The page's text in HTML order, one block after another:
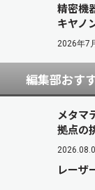
精密機
キヤノ
2026年7
編集部おす
メタマ
拠点の
レーザ